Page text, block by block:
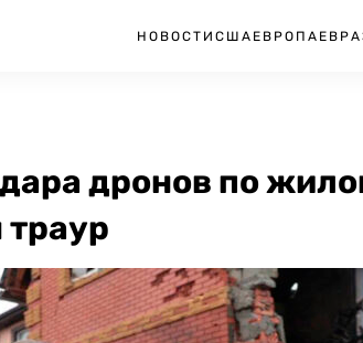
НОВОСТИ США ЕВРОПА
дронов по
траур